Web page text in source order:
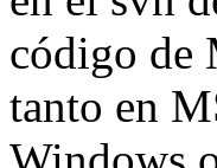
código de
tanto en